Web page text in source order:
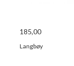
185,00
Langbøy